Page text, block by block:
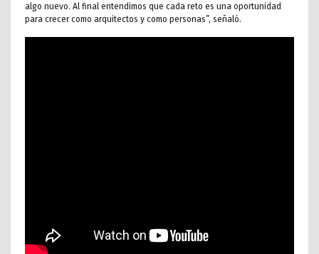
algo nuevo. Al final entendimos que cada reto es una oportunidad
para crecer como arquitectos y como personas”, señaló.